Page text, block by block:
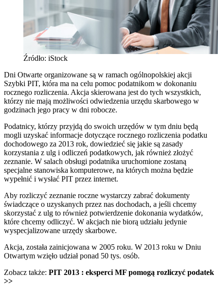
Źródło: iStock
Dni Otwarte organizowane są w ramach ogólnopolskiej akcji
Szybki PIT, która ma na celu pomoc podatnikom w dokonaniu
rocznego rozliczenia. Akcja skierowana jest do tych wszystkich,
którzy nie mają możliwości odwiedzenia urzędu skarbowego w
godzinach jego pracy w dni robocze.
Podatnicy, którzy przyjdą do swoich urzędów w tym dniu będą
mogli uzyskać informacje dotyczące rocznego rozliczenia podatku
dochodowego za 2013 rok, dowiedzieć się jakie są zasady
korzystania z ulg i odliczeń podatkowych, jak również złożyć
zeznanie. W salach obsługi podatnika uruchomione zostaną
specjalne stanowiska komputerowe, na których można będzie
wypełnić i wysłać PIT przez internet.
Aby rozliczyć zeznanie roczne wystarczy zabrać dokumenty
świadczące o uzyskanych przez nas dochodach, a jeśli chcemy
skorzystać z ulg to również potwierdzenie dokonania wydatków,
które chcemy odliczyć. W akcjach nie biorą udziału jedynie
wyspecjalizowane urzędy skarbowe.
Akcja, została zainicjowana w 2005 roku. W 2013 roku w Dniu
Otwartym wzięło udział ponad 50 tys. osób.
Zobacz także: PIT 2013 : eksperci MF pomogą rozliczyć podatek
>>